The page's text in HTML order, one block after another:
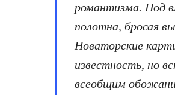
романтизма. Под
полотна, бросая
Новаторские
известность, но
всеобщим